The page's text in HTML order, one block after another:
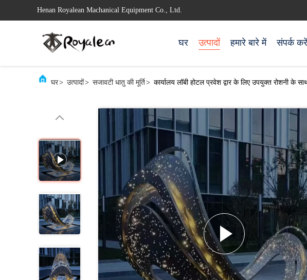
Henan Royalean Machanical Equipment Co., Ltd.
घर उत्पादों हमारे बारे में संपर्क करें
घर> उत्पादों> सजावटी धातु की मूर्ति> कार्यालय लॉबी होटल प्रवेश द्वार के लिए उपयुक्त रोशनी के